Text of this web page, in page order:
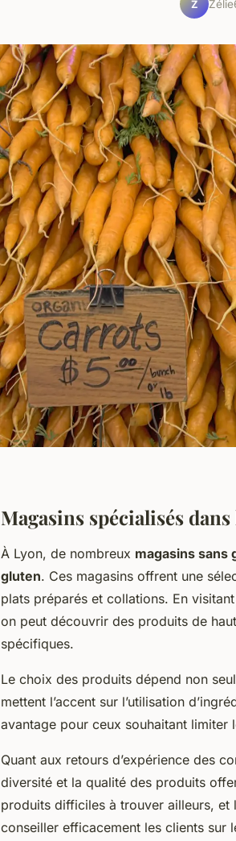
Z Zélie
Magasins spécialisés
À Lyon, de nombreux magasins sans
gluten. Ces magasins offrent une
plats préparés et collations. En
on peut découvrir des produits de
spécifiques.
Le choix des produits dépend non
mettent l’accent sur l’utilisation
avantage pour ceux souhaitant
Quant aux retours d’expérience des
diversité et la qualité des produits
produits difficiles à trouver ailleurs, et
conseiller efficacement les clients sur